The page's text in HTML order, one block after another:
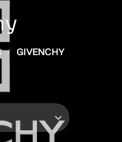
/ GIVENCHY